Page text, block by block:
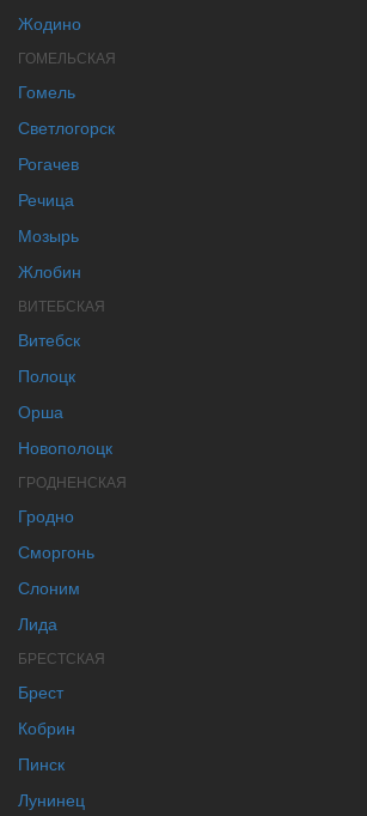
Жодино
ГОМЕЛЬСКАЯ
Гомель
Светлогорск
Рогачев
Речица
Мозырь
Жлобин
ВИТЕБСКАЯ
Витебск
Полоцк
Орша
Новополоцк
ГРОДНЕНСКАЯ
Гродно
Сморгонь
Слоним
Лида
БРЕСТСКАЯ
Брест
Кобрин
Пинск
Лунинец